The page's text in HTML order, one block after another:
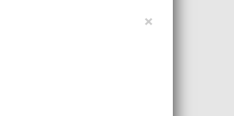
×